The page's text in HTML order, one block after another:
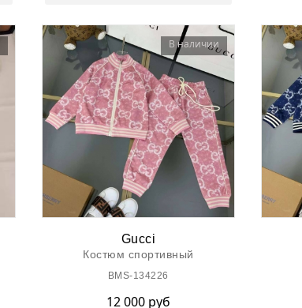
В наличии
Gucci
Костюм спортивный
BMS-134226
12 000 руб